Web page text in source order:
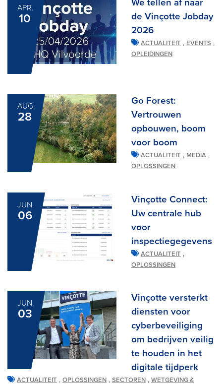
APR.
10
We tellen af naar
de Vinçotte Jobday
2026
ACTUALITEIT , EVENTS ,
OPLEIDINGEN
AUG.
28
Go Forest:
Vertrouwen
opbouwen, boom
voor boom
ACTUALITEIT , MEDIA ,
OPLOSSINGEN
JUN.
06
Vinçotte Connect:
Uw centrale hub
voor
inspectiegegevens
ACTUALITEIT ,
OPLOSSINGEN
JUN.
03
Vinçotte versterkt
diensten voor
cyberbeveiliging
om bedrijven veilig
te houden in het
digitale tijdperk
ACTUALITEIT , OPLOSSINGEN , SECTOREN , WETGEVING &